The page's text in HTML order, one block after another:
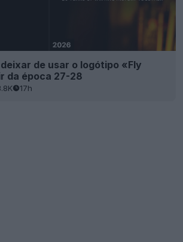
de usar o logótipo «Fly
da época 27-28
17h